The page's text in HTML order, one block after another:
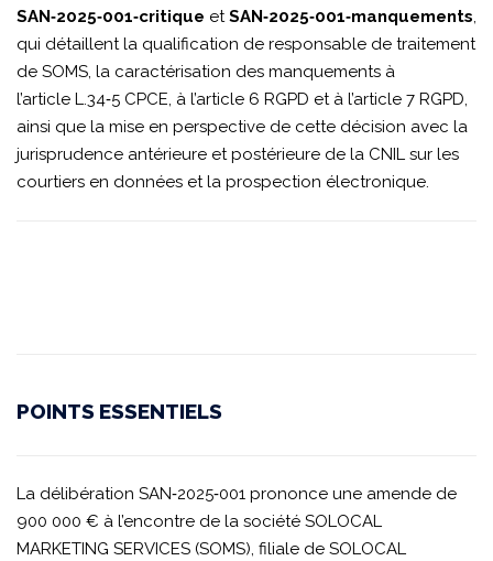
SAN‑2025‑001‑critique etSAN‑2025‑001‑manquements,
qui détaillent la qualification de responsable de traitement
de SOMS, la caractérisation des manquements à
l’article L.34‑5 CPCE, à l’article 6 RGPD et à l’article 7 RGPD,
ainsi que la mise en perspective de cette décision avec la
jurisprudence antérieure et postérieure de la CNIL sur les
courtiers en données et la prospection électronique.
POINTS ESSENTIELS
La délibération SAN‑2025‑001 prononce une amende de
900 000 € à l’encontre de la société SOLOCAL
MARKETING SERVICES (SOMS), filiale de SOLOCAL